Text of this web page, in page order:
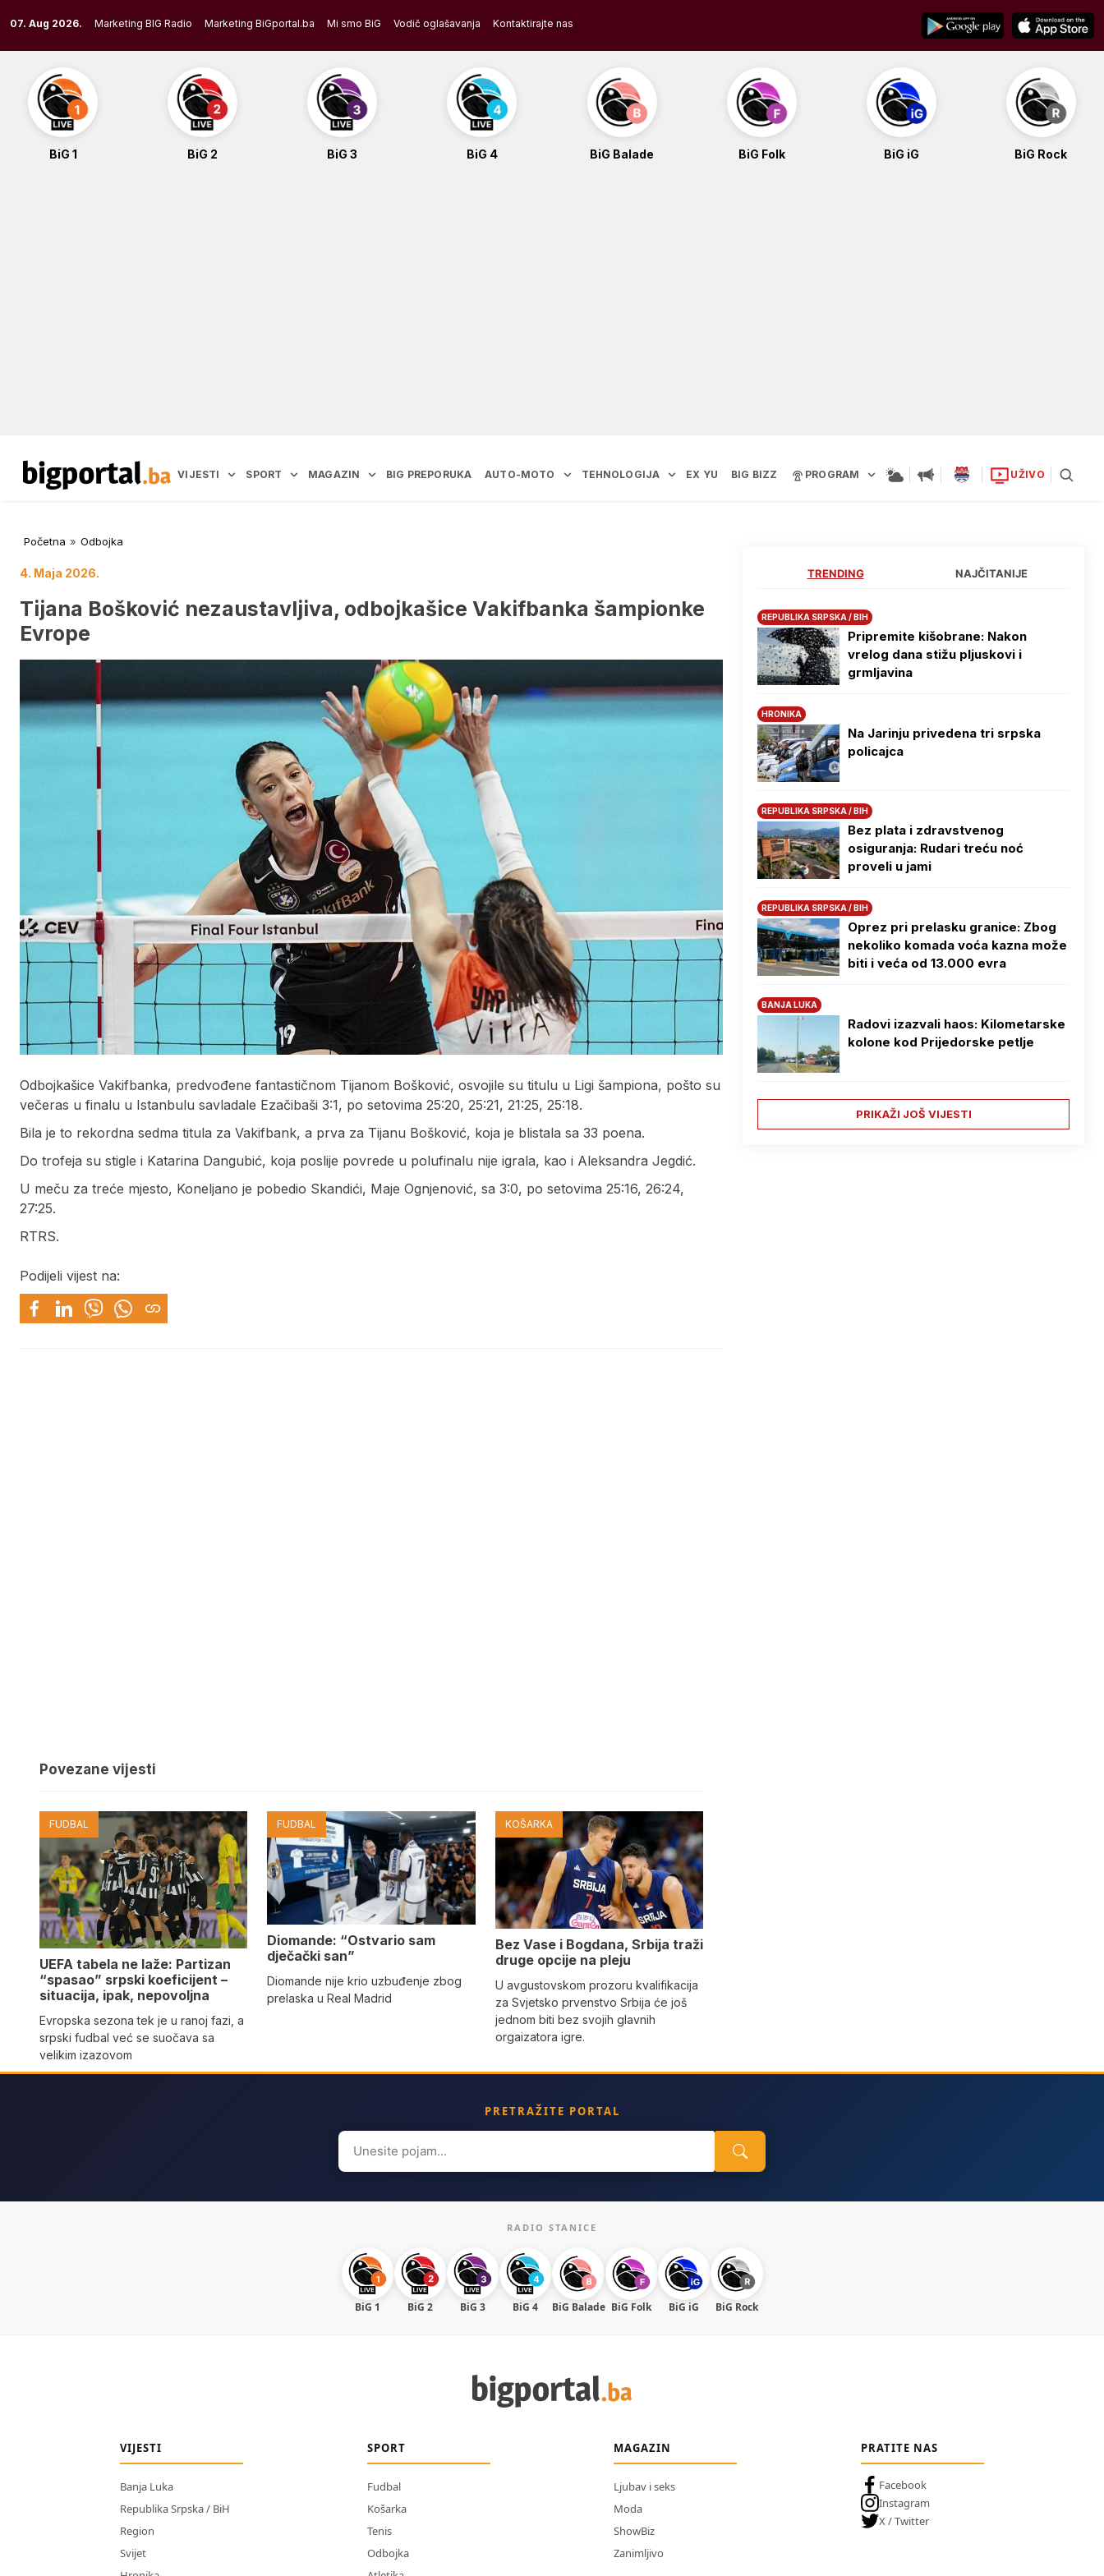
to
content
07. Aug 2026. Marketing BIG Radio Marketing BiGportal.ba Mi smo BiG Vodič oglašavanja Kontaktirajte nas
BiG 1 BiG 2 BiG 3 BiG 4 BiG Balade BiG Folk BiG iG BiG Rock
VIJESTI SPORT MAGAZIN BIG PREPORUKA AUTO-MOTO TEHNOLOGIJA EX YU BIG BIZZ PROGRAM UŽIVO
Početna » Odbojka
4. Maja 2026.
Tijana Bošković nezaustavljiva, odbojkašice Vakifbanka šampionke
Evrope
Odbojkašice Vakifbanka, predvođene fantastičnom Tijanom Bošković, osvojile su titulu u Ligi šampiona, pošto su
večeras u finalu u Istanbulu savladale Ezačibaši 3:1, po setovima 25:20, 25:21, 21:25, 25:18.
Bila je to rekordna sedma titula za Vakifbank, a prva za Tijanu Bošković, koja je blistala sa 33 poena.
Do trofeja su stigle i Katarina Dangubić, koja poslije povrede u polufinalu nije igrala, kao i Aleksandra Јegdić.
U meču za treće mjesto, Koneljano je pobedio Skandići, Maje Ognjenović, sa 3:0, po setovima 25:16, 26:24,
27:25.
RTRS.
Podijeli vijest na:
Povezane vijesti
FUDBAL
UEFA tabela ne laže: Partizan
“spasao” srpski koeficijent –
situacija, ipak, nepovoljna
Evropska sezona tek je u ranoj fazi, a
srpski fudbal već se suočava sa
velikim izazovom
FUDBAL
Diomande: “Ostvario sam
dječački san”
Diomande nije krio uzbuđenje zbog
prelaska u Real Madrid
KOŠARKA
Bez Vase i Bogdana, Srbija traži
druge opcije na pleju
U avgustovskom prozoru kvalifikacija
za Svjetsko prvenstvo Srbija će još
jednom biti bez svojih glavnih
orgaizatora igre.
TRENDING NAJČITANIJE
REPUBLIKA SRPSKA / BIH
Pripremite kišobrane: Nakon
vrelog dana stižu pljuskovi i
grmljavina
HRONIKA
Na Јarinju privedena tri srpska
policajca
REPUBLIKA SRPSKA / BIH
Bez plata i zdravstvenog
osiguranja: Rudari treću noć
proveli u jami
REPUBLIKA SRPSKA / BIH
Oprez pri prelasku granice: Zbog
nekoliko komada voća kazna može
biti i veća od 13.000 evra
BANJA LUKA
Radovi izazvali haos: Kilometarske
kolone kod Prijedorske petlje
PRIKAŽI JOŠ VIJESTI
PRETRAŽITE PORTAL
Search
for:
RADIO STANICE
BiG 1 BiG 2 BiG 3 BiG 4 BiG Balade BiG Folk BiG iG BiG Rock
VIJESTI
Banja Luka
Republika Srpska / BiH
Region
Svijet
SPORT
Fudbal
Košarka
Tenis
Odbojka
MAGAZIN
Ljubav i seks
Moda
ShowBiz
Zanimljivo
PRATITE NAS
Facebook
Instagram
X / Twitter